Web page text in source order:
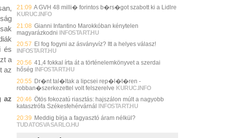
és
a
az
az
21:09 A GVH 48 milli� forintos b�rs�got szabott ki a Lidlre
KURUC.INFO
21:08 Gianni Infantino Marokkóban kénytelen
magyarázkodni INFOSTART.HU
20:57 El fog fogyni az ásványvíz? Itt a helyes válasz!
INFOSTART.HU
20:56 41,4 fokkal írta át a történelemkönyvet a szerdai
hőség
INFOSTART.HU
20:55 Dr�nt tal�ltak a lipcsei rep�l�t�ren -
robban�szerkezettel volt felszerelve KURUC.INFO
20:46 Ötös fokozatú riasztás: hajszálon múlt a nagyobb
katasztrófa Székesfehérvárnál
INFOSTART.HU
20:39 Meddig bírja a fagyasztó áram nélkül?
TUDATOSVASARLO.HU